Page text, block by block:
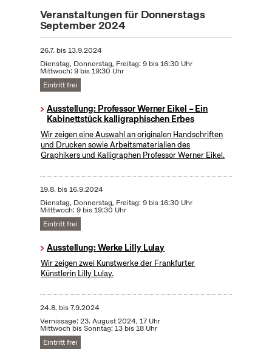
Veranstaltungen für Donnerstags
September 2024
26.7. bis13.9.2024
Dienstag, Donnerstag, Freitag: 9 bis 16:30 Uhr
Mittwoch: 9 bis 19:30 Uhr
Eintritt frei
Ausstellung: Professor Werner Eikel – Ein
Kabinettstück kalligraphischen Erbes
Wir zeigen eine Auswahl an originalen Handschriften
und Drucken sowie Arbeitsmaterialien des
Graphikers und Kalligraphen Professor Werner Eikel.
19.8. bis16.9.2024
Dienstag, Donnerstag, Freitag: 9 bis 16:30 Uhr
Mitttwoch: 9 bis 19:30 Uhr
Eintritt frei
Ausstellung: Werke Lilly Lulay
Wir zeigen zwei Kunstwerke der Frankfurter
Künstlerin Lilly Lulay.
24.8. bis7.9.2024
Vernissage: 23. August 2024, 17 Uhr
Mittwoch bis Sonntag: 13 bis 18 Uhr
Eintritt frei